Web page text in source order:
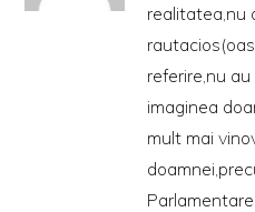
realitatea,nu
referire,nu
imaginea
mult mai